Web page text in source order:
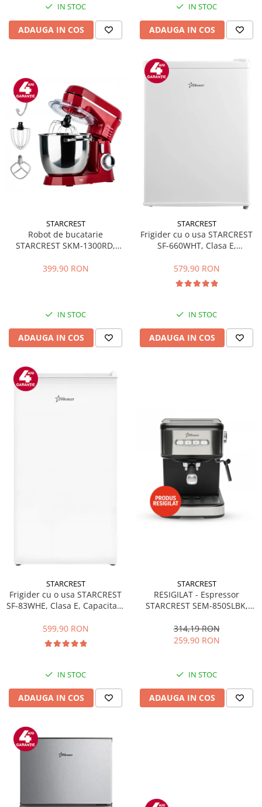
IN STOC
ADAUGA IN COS
IN STOC
ADAUGA IN COS
STARCREST
Robot de bucatarie
STARCREST SKM-1300RD,
Accesorii, 10 Viteze + Pulse,
399,90 RON
IN STOC
ADAUGA IN COS
STARCREST
Frigider cu o usa STARCREST
SF-660WHT, Clasa E,
579,90 RON
IN STOC
ADAUGA IN COS
STARCREST
Frigider cu o usa STARCREST
SF-83WHE, Clasa E, Capacitate
Compartiment gheata, H 85
cm, Alb
599,90 RON
IN STOC
ADAUGA IN COS
STARCREST
RESIGILAT - Espressor
STARCREST SEM-850SLBK,
detasabil 1.5L, dispozitiv
spumare, filtru dublu din
314,19 RON
259,90 RON
IN STOC
ADAUGA IN COS